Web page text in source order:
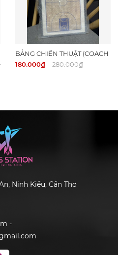
BẢNG CHIẾN THUẬT (COACH
BOARD)
180.000₫ 280.000₫
Ninh Kiều, Cần Thơ
-